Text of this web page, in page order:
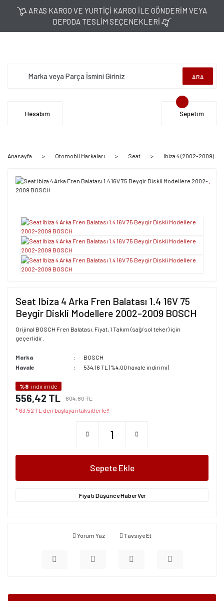
ARAS KARGO VE YURTİÇİ KARGO İLE GÖNDERİM VEYA
DEPODA TESLİM SEÇENEKLERİ
ARA
Hesabım Sepetim
Anasayfa Otomobil Markaları Seat Ibiza 4 (2002-2009)
Seat Ibiza 4 Arka Fren Balatası 1.4 16V 75
Beygir Diskli Modellere 2002-2009 BOSCH
Orijinal BOSCH Fren Balatası. Fiyat, 1 Takım (sağ/sol teker) için
geçerlidir.
Marka
BOSCH
Havale
534,16 TL (%4,00 havale indirimi)
%8 indirimde
556,42 TL
604,80 TL
* 63,52 TL den başlayan taksitlerle!!
Sepete Ekle
Fiyatı Düşünce Haber Ver
Yorum Yaz Tavsiye Et